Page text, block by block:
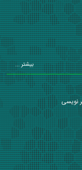
بیشتر ...
نویسی